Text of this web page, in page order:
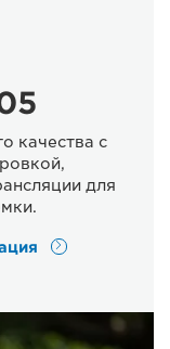
качества с
для